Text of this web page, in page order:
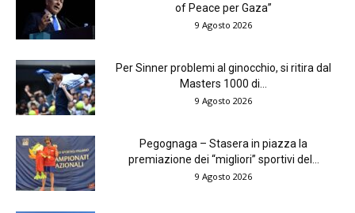
of Peace per Gaza”
9 Agosto 2026
Per Sinner problemi al ginocchio, si ritira dal
Masters 1000 di...
9 Agosto 2026
Pegognaga – Stasera in piazza la
premiazione dei “migliori” sportivi del...
9 Agosto 2026